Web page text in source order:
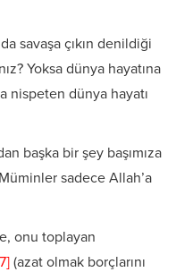
savaşa çıkın denildiği
Yoksa dünya hayatına
nispeten dünya hayatı
başka bir şey başımıza
sadece Allah’a
onu toplayan
(azat olmak borçlarını